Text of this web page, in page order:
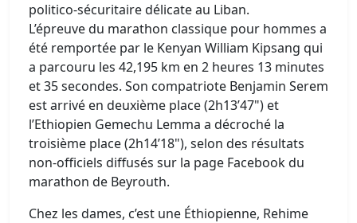
politico-sécuritaire délicate au Liban.
L’épreuve du marathon classique pour hommes a
été remportée par le Kenyan William Kipsang qui
a parcouru les 42,195 km en 2 heures 13 minutes
et 35 secondes. Son compatriote Benjamin Serem
est arrivé en deuxième place (2h13’47") et
l’Ethiopien Gemechu Lemma a décroché la
troisième place (2h14’18"), selon des résultats
non-officiels diffusés sur la page Facebook du
marathon de Beyrouth.
Chez les dames, c’est une Éthiopienne, Rehime